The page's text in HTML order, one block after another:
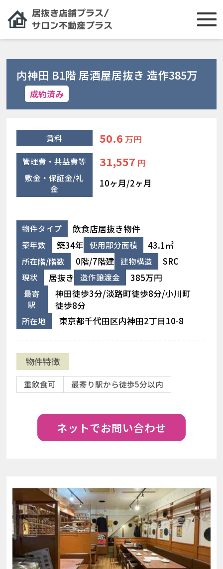
内神田 B1階 居酒屋居抜き 造作385万
成約済み
賃料 50.6 万円
管理費・共益費等 31,557 円
敷金・保証金/礼
金
10ヶ月/2ヶ月
物件タイプ 飲食店居抜き物件
築年数 築34年 使用部分面積 43.1㎡
所在階/階数 0階/7階建 建物構造 SRC
現状 居抜き 造作譲渡金 385万円
最寄
駅
神田徒歩3分/淡路町徒歩8分/小川町
徒歩8分
所在地 東京都千代田区内神田2丁目10-8
物件特徴
重飲食可 最寄り駅から徒歩5分以内
ネットでお問い合わせ